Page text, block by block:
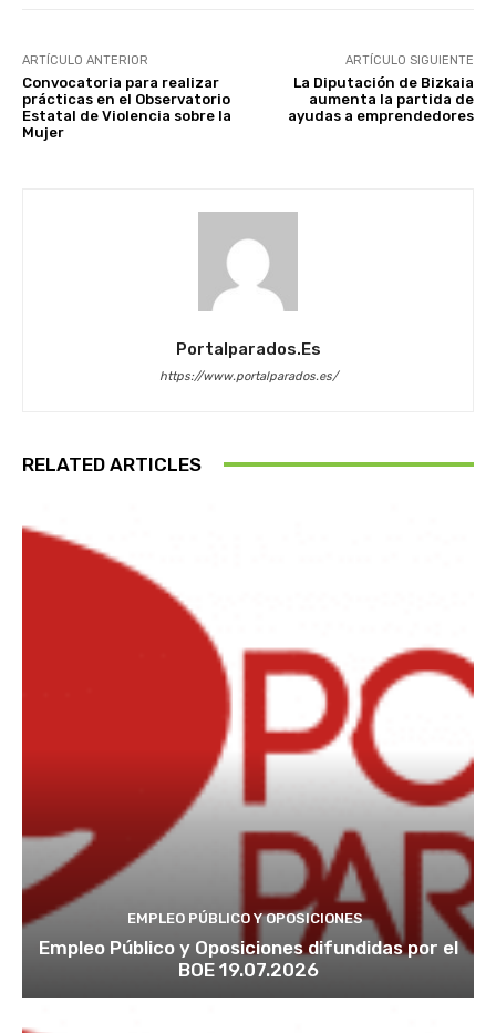
ARTÍCULO ANTERIOR
Convocatoria para realizar
prácticas en el Observatorio
Estatal de Violencia sobre la
Mujer
ARTÍCULO SIGUIENTE
La Diputación de Bizkaia
aumenta la partida de
ayudas a emprendedores
Portalparados.es
https://www.portalparados.es/
RELATED ARTICLES
EMPLEO PÚBLICO Y OPOSICIONES
Empleo Público y Oposiciones difundidas por el
BOE 19.07.2026